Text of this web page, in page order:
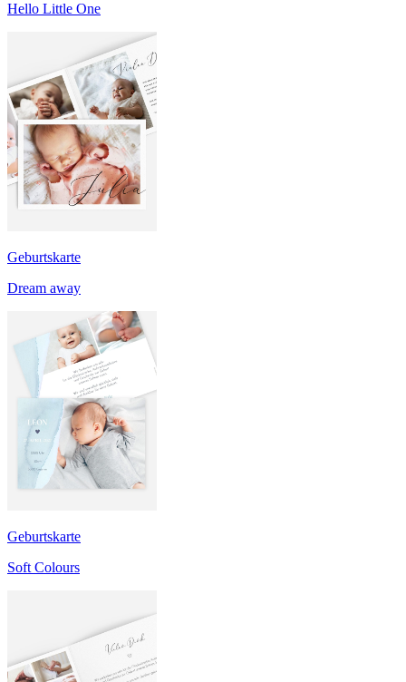
Hello Little One
Geburtskarte
Dream away
Geburtskarte
Soft Colours